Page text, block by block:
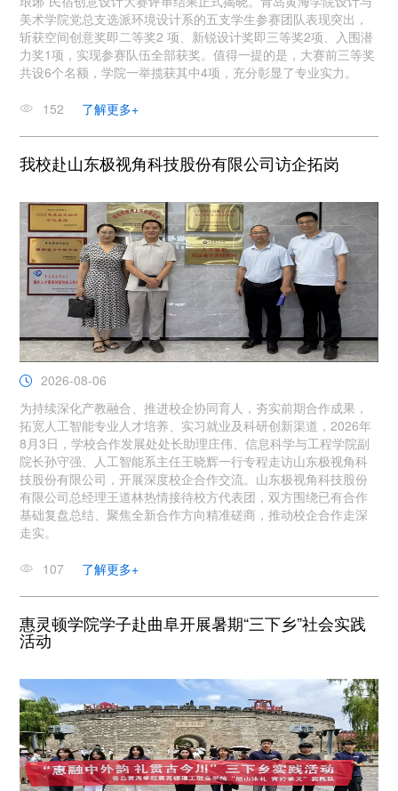
美术学院党总支选派环境设计系的五支学生参赛团队表现突出，
斩获空间创意奖即二等奖2 项、新锐设计奖即三等奖2项、入围潜
力奖1项，实现参赛队伍全部获奖。值得一提的是，大赛前三等奖
共设6个名额，学院一举揽获其中4项，充分彰显了专业实力。
152 了解更多+
我校赴山东极视角科技股份有限公司访企拓岗
2026-08-06
为持续深化产教融合、推进校企协同育人，夯实前期合作成果，
拓宽人工智能专业人才培养、实习就业及科研创新渠道，2026年
8月3日，学校合作发展处处长助理庄伟、信息科学与工程学院副
院长孙守强、人工智能系主任王晓辉一行专程走访山东极视角科
技股份有限公司，开展深度校企合作交流。山东极视角科技股份
有限公司总经理王道林热情接待校方代表团，双方围绕已有合作
基础复盘总结、聚焦全新合作方向精准磋商，推动校企合作走深
走实。
107 了解更多+
惠灵顿学院学子赴曲阜开展暑期“三下乡”社会实践
活动